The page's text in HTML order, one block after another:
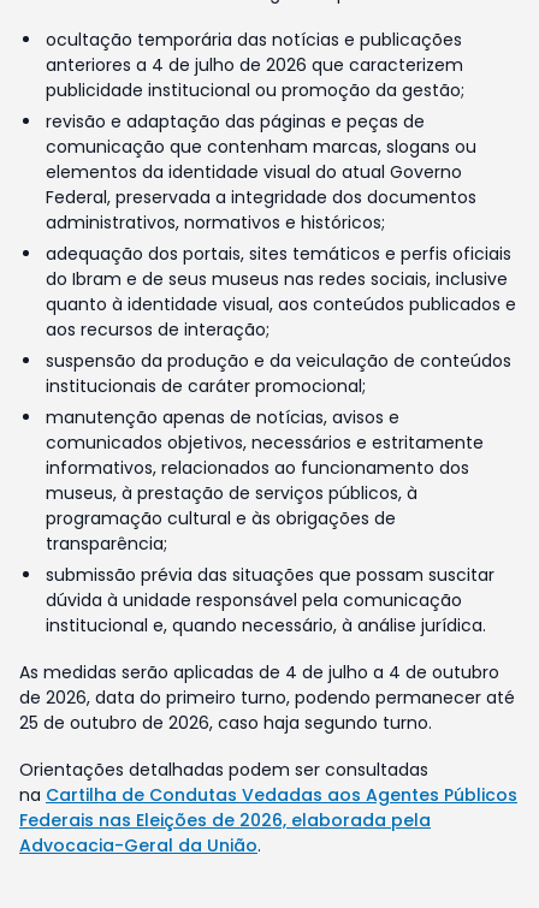
ocultação temporária das notícias e publicações
anteriores a 4 de julho de 2026 que caracterizem
publicidade institucional ou promoção da gestão;
revisão e adaptação das páginas e peças de
comunicação que contenham marcas, slogans ou
elementos da identidade visual do atual Governo
Federal, preservada a integridade dos documentos
administrativos, normativos e históricos;
adequação dos portais, sites temáticos e perfis oficiais
do Ibram e de seus museus nas redes sociais, inclusive
quanto à identidade visual, aos conteúdos publicados e
aos recursos de interação;
suspensão da produção e da veiculação de conteúdos
institucionais de caráter promocional;
manutenção apenas de notícias, avisos e
comunicados objetivos, necessários e estritamente
informativos, relacionados ao funcionamento dos
museus, à prestação de serviços públicos, à
programação cultural e às obrigações de
transparência;
submissão prévia das situações que possam suscitar
dúvida à unidade responsável pela comunicação
institucional e, quando necessário, à análise jurídica.
As medidas serão aplicadas de 4 de julho a 4 de outubro
de 2026, data do primeiro turno, podendo permanecer até
25 de outubro de 2026, caso haja segundo turno.
Orientações detalhadas podem ser consultadas
na Cartilha de Condutas Vedadas aos Agentes Públicos
Federais nas Eleições de 2026, elaborada pela
Advocacia-Geral da União.